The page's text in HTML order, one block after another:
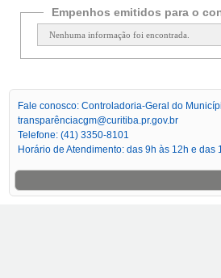
Empenhos emitidos para o
Nenhuma informação foi encontrada.
Fale conosco: Controladoria-Geral do
transparênciacgm@curitiba.pr.gov.br
Telefone: (41) 3350-8101
Horário de Atendimento: das 9h às 12h e